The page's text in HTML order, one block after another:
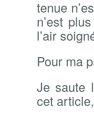
tenue
n’est
l’air
Pour ma
Je saute
cet